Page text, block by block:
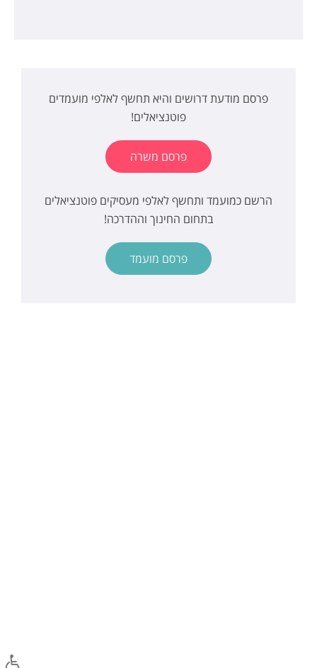
פרסם מודעת דרושים והיא תחשף לאלפי מועמדים
פוטנציאלים!
פרסם משרה
הרשם כמועמד ותחשף לאלפי מעסיקים פוטנציאלים
בתחום החינוך וההדרכה!
פרסם מועמד